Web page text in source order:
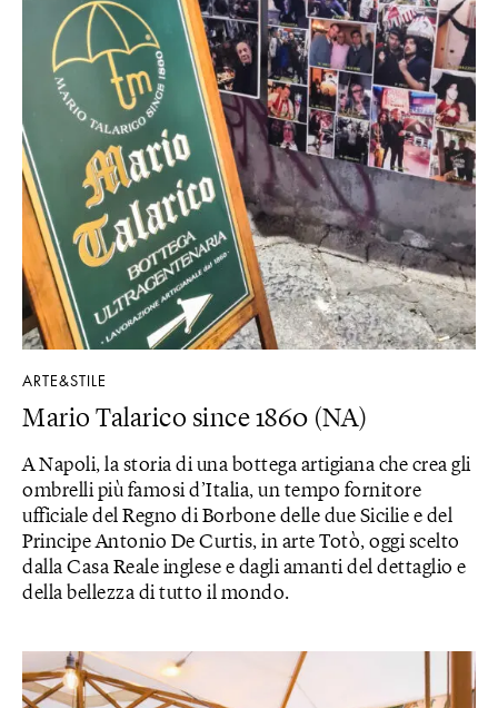
ARTE&STILE
Mario Talarico since 1860 (NA)
A Napoli, la storia di una bottega artigiana che crea gli
ombrelli più famosi d’Italia, un tempo fornitore
ufficiale del Regno di Borbone delle due Sicilie e del
Principe Antonio De Curtis, in arte Totò, oggi scelto
dalla Casa Reale inglese e dagli amanti del dettaglio e
della bellezza di tutto il mondo.